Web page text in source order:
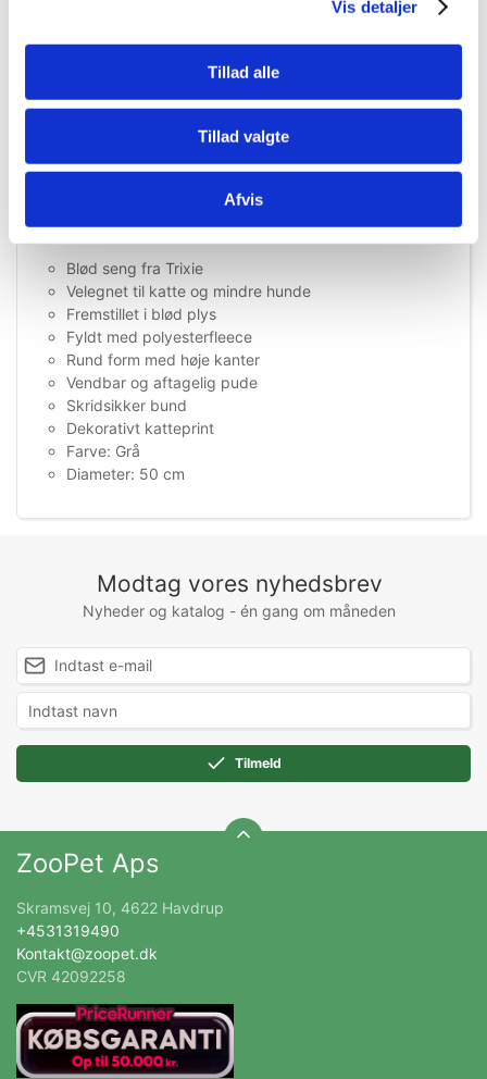
Vis detaljer
Tillad alle
Tillad valgte
Afvis
glatte gulve, når katten hopper op i eller forlader den. Det
lysegrå design med dekorative kattemotiver giver
samtidig sengen et sødt og moderne udtryk.
Med en diameter på 50 cm er Mimi sengen velegnet til de
fleste katte samt mindre hunde.
Produktegenskaber:
Blød seng fra Trixie
Velegnet til katte og mindre hunde
Fremstillet i blød plys
Fyldt med polyesterfleece
Rund form med høje kanter
Vendbar og aftagelig pude
Skridsikker bund
Dekorativt katteprint
Farve: Grå
Diameter: 50 cm
Modtag vores nyhedsbrev
Nyheder og katalog - én gang om måneden
Tilmeld
ZooPet Aps
Skramsvej 10, 4622 Havdrup
+4531319490
Kontakt@zoopet.dk
CVR 42092258